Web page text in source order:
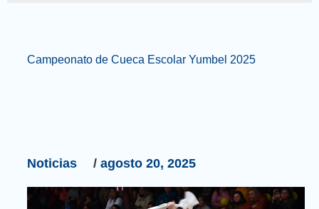
Campeonato de Cueca Escolar Yumbel 2025
Noticias / agosto 20, 2025
Campeonato